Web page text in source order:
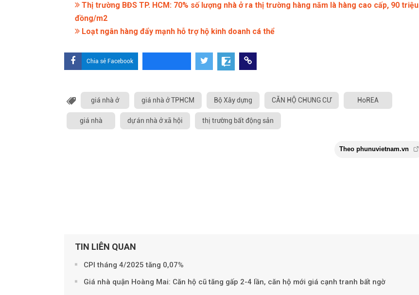
Thị trường BĐS TP. HCM: 70% số lượng nhà ở ra thị trường hàng năm là hàng cao cấp, 90 triệu
đồng/m2
Loạt ngân hàng đẩy mạnh hỗ trợ hộ kinh doanh cá thể
Chia sẻ Facebook
giá nhà ở giá nhà ở TPHCM Bộ Xây dựng CĂN HỘ CHUNG CƯ HoREA
giá nhà dự án nhà ở xã hội thị trường bất động sản
TIN LIÊN QUAN
CPI tháng 4/2025 tăng 0,07%
Giá nhà quận Hoàng Mai: Căn hộ cũ tăng gấp 2-4 lần, căn hộ mới giá cạnh tranh bất ngờ